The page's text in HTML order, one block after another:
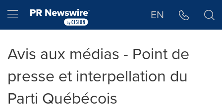
Hamburger menu EN
Avis aux médias - Point de
presse et interpellation du
Parti Québécois